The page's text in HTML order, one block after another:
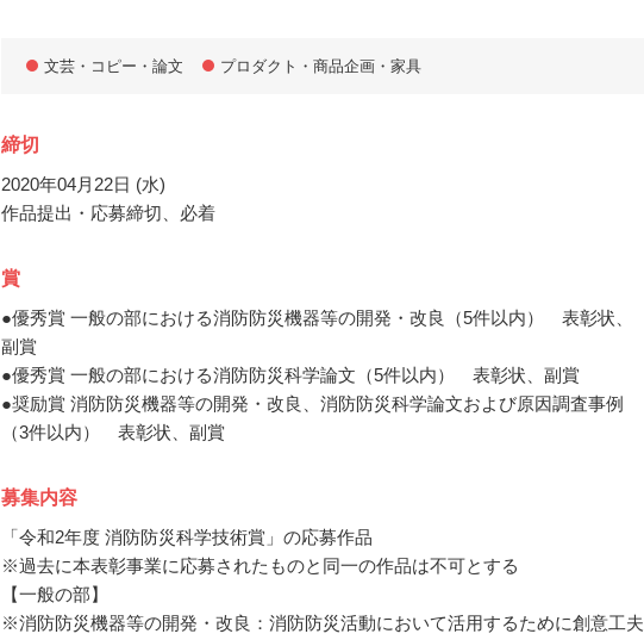
文芸・コピー・論文 プロダクト・商品企画・家具
締切
2020年04月22日 (水)
作品提出・応募締切、必着
賞
●優秀賞 一般の部における消防防災機器等の開発・改良（5件以内） 表彰状、
副賞
●優秀賞 一般の部における消防防災科学論文（5件以内） 表彰状、副賞
●奨励賞 消防防災機器等の開発・改良、消防防災科学論文および原因調査事例
（3件以内） 表彰状、副賞
募集内容
「令和2年度 消防防災科学技術賞」の応募作品
※過去に本表彰事業に応募されたものと同一の作品は不可とする
【一般の部】
※消防防災機器等の開発・改良：消防防災活動において活用するために創意工夫